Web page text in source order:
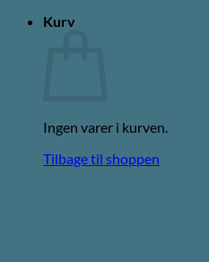
Kurv
Ingen varer i kurven.
Tilbage til shoppen